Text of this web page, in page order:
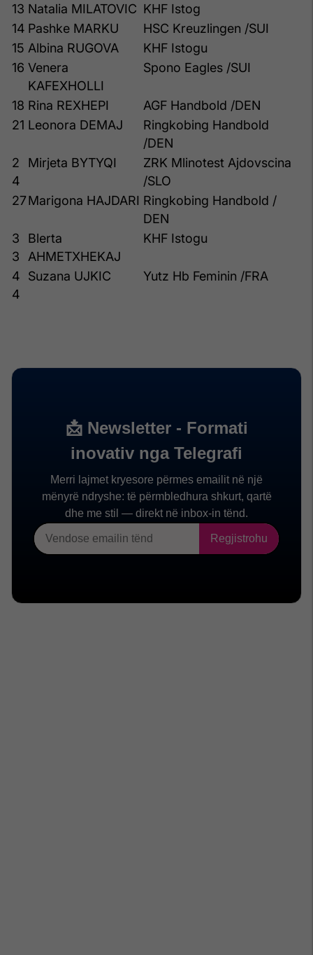
13 Natalia MILATOVIC KHF Istog
14 Pashke MARKU
HSC Kreuzlingen /SUI
15 Albina RUGOVA
KHF Istogu
16 Venera
KAFEXHOLLI
Spono Eagles /SUI
18 Rina REXHEPI
AGF Handbold /DEN
21 Leonora DEMAJ
Ringkobing Handbold
/DEN
2
4
Mirjeta BYTYQI
ZRK Mlinotest Ajdovscina
/SLO
27Marigona HAJDARI Ringkobing Handbold /
DEN
3
3
Blerta
AHMETXHEKAJ
KHF Istogu
4
4
Suzana UJKIC Yutz Hb Feminin /FRA